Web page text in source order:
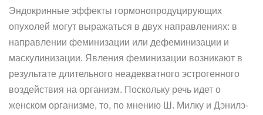
Эндокринные эффекты гормонопродуцирующих
опухолей могут выражаться в двух направлениях: в
направлении феминизации или дефеминизации и
маскулинизации. Явления феминизации возникают в
результате длительного неадекватного эстрогенного
воздействия на организм. Поскольку речь идет о
женском организме, то, по мнению Ш. Милку и Дэнилэ-